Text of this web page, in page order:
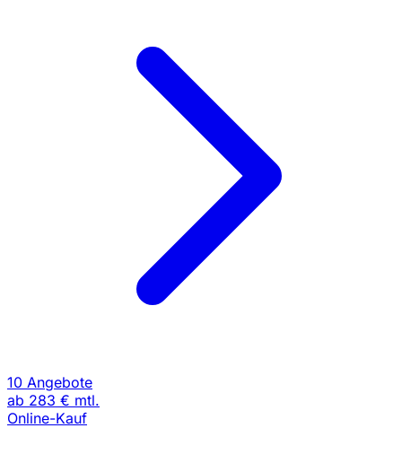
10 Angebote
ab 283 € mtl.
Online-Kauf